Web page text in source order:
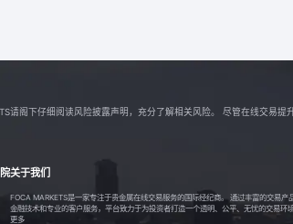
请阁下仔细阅读风险披露声明，充分了解相关风险。 尽管在线交易
关于我们
FOCA MARKETS是一家专注于贵金属在线交易服务的国际经纪商。 通过丰富的交易产
金融技术和专业的客户服务，平台致力于为投资者打造一个透明、公平、无忧的交易环
更多